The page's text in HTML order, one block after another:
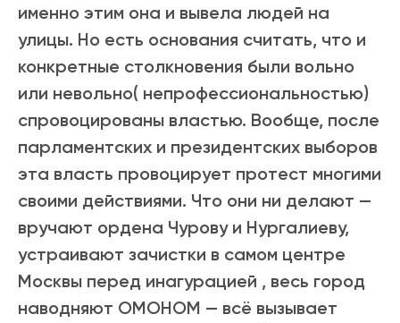
именно этим она и вывела людей на
улицы. Но есть основания считать, что и
конкретные столкновения были вольно
или невольно( непрофессиональностью)
спровоцированы властью. Вообще, после
парламентских и президентских выборов
эта власть провоцирует протест многими
своими действиями. Что они ни делают —
вручают ордена Чурову и Нургалиеву,
устраивают зачистки в самом центре
Москвы перед инагурацией , весь город
наводняют ОМОНОМ — всё вызывает